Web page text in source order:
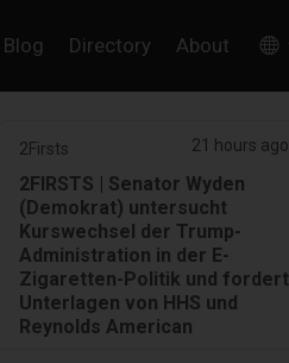
Blog Directory About
2Firsts 21 hours ago
2FIRSTS | Senator Wyden
(Demokrat) untersucht
Kurswechsel der Trump-
Administration in der E-
Zigaretten-Politik und fordert
Unterlagen von HHS und
Reynolds American